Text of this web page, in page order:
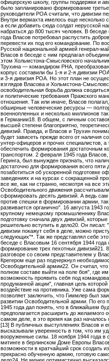
офицерскую школу, группы поддержки и
было запланировано формирование
руководители РОА считали, что дивизии
Внутри вермахта имелось еще несколько
а если добавить сюда солдат нерусской
набраться до 800 тысяч человек. В
года Власов потребовал распустить
перевести их под его командование. По
Русской национальной армией генерал-
Власов в беседе с ним предлагал
этом Хольмстона-Смысловского
Трухина — командиром РНА,
корпус составили бы 1-я и 2-я дивизии
и 3-я дивизия РОА. Но этот план не
взглядов Власова и Хольмстона-
освободительная борьба должна
и политические требования Пражского
отношения. Так или иначе, Власов
обширные человеческие ресурсы —
военнопленных и несколько миллионов
в Германии18. В общем, с личным
высшей степени благоприятно,
дивизий. Правда, и Власов и Трухин
будет зависеть прежде всего от наличия
унтер-офицеров и прочих специалистов, а
обеспечить формирования достаточным
транспортом. 2 февраля 1945 года
Геринга, был вынужден признать, что
достаточно для формирования всего
позаботиться об ускоренной подготовке
заведениях и на курсах с сокращенной
все же, как ни странно, несмотря на все
Освободительного движения
сформировать десять дивизий. А ведь сам
против спешки в формировании армии,
развивается органично". 16 августа 1943
крупному немецкому промышленнику
подготовку сначала двух дивизий,
решительно вступить в дело20. Он писал:
дивизии покажут себя в деле, можно
следующих"*. Так же представлял себе
беседе с Власовым 16 сентября 1944 года
формирование трех пехотных дивизий21.
разговоре со своим представителем у
Крегером еще раз подчеркнул
Освободительной армии22. Он считал,
полном составе выйти на поле боя", где
возможность проявить себя под
продуманной акции", главная цель
воздействие на противника. Уже сама
позволяет заключить, что Гиммлер был
развитии Освободительной армии. По его
1945 года дал понять, что в ближайшем
предполагается расширить до желаемого
самом деле, в это время как раз началось
[13] В публичных выступлениях Власов и
высказывали уверенность в том, что им
вооруженные силы. 18 ноября 1944 года в
митинге в берлинском Доме Европы
возможности в кратчайший срок создать
прекрасно обученную армию, готовую